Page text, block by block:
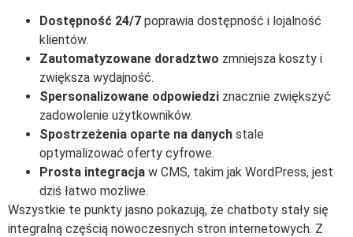
Dostępność 24/7 poprawia dostępność i lojalność
klientów.
Zautomatyzowane doradztwo zmniejsza koszty i
zwiększa wydajność.
Spersonalizowane odpowiedzi znacznie zwiększyć
zadowolenie użytkowników.
Spostrzeżenia oparte na danych stale
optymalizować oferty cyfrowe.
Prosta integracja w CMS, takim jak WordPress, jest
dziś łatwo możliwe.
Wszystkie te punkty jasno pokazują, że chatboty stały się
integralną częścią nowoczesnych stron internetowych. Z